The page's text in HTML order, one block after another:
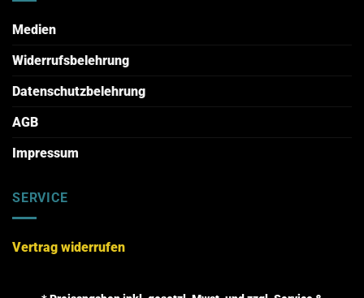
Medien
Widerrufsbelehrung
Datenschutzbelehrung
AGB
Impressum
SERVICE
Vertrag widerrufen